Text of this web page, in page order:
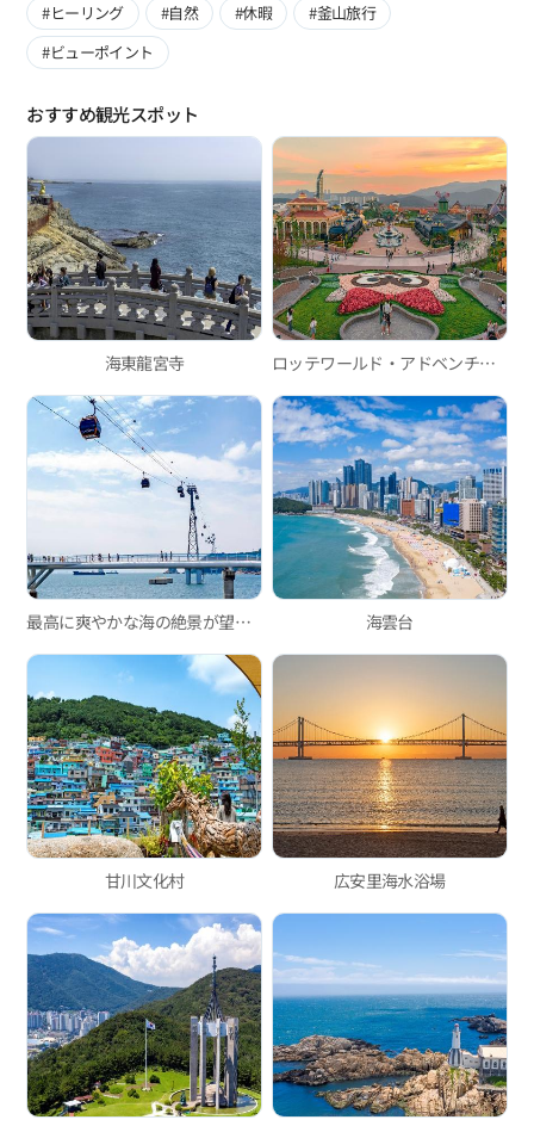
#ヒーリング
#自然 #休暇
#釜山旅行
#ビューポイント
おすすめ観光スポット
海東龍宮寺 ロッテワールド・アドベンチャー釜山
最高に爽やかな海の絶景が望める松島海上ロープウェイ！ 海雲台
甘川文化村 広安里海水浴場